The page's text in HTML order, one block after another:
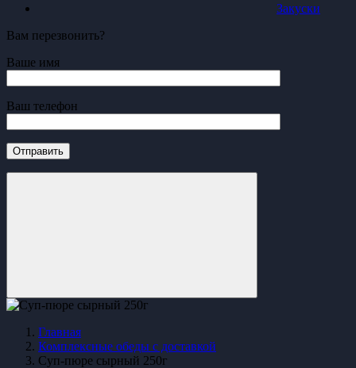
Закуски
Вам перезвонить?
Ваше имя
Ваш телефон
Главная
Комплексные обеды с доставкой
Суп-пюре сырный 250г